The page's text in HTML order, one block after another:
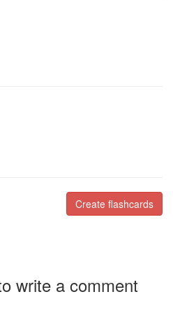
Create flashcards
write a comment